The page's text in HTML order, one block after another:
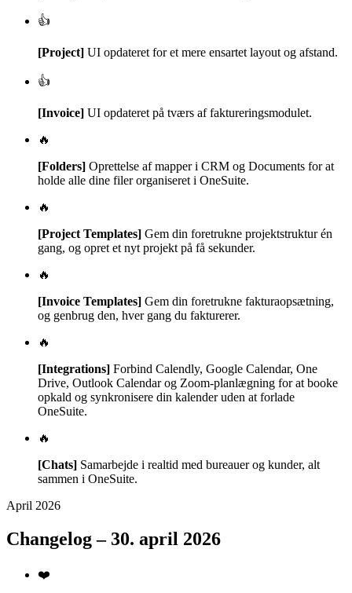
👍
[Project] UI opdateret for et mere ensartet layout og afstand.
👍
[Invoice] UI opdateret på tværs af faktureringsmodulet.
🔥
[Folders] Oprettelse af mapper i CRM og Documents for at
holde alle dine filer organiseret i OneSuite.
🔥
[Project Templates] Gem din foretrukne projektstruktur én
gang, og opret et nyt projekt på få sekunder.
🔥
[Invoice Templates] Gem din foretrukne fakturaopsætning,
og genbrug den, hver gang du fakturerer.
🔥
[Integrations] Forbind Calendly, Google Calendar, One
Drive, Outlook Calendar og Zoom-planlægning for at booke
opkald og synkronisere din kalender uden at forlade
OneSuite.
🔥
[Chats] Samarbejde i realtid med bureauer og kunder, alt
sammen i OneSuite.
April 2026
Changelog – 30. april 2026
❤️